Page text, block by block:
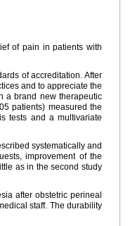
of pain in patients with
of accreditation. After
and to appreciate the
a brand new therapeutic
patients) measured the
tests and a multivariate
systematically and
improvement of the
as in the second study
after obstetric perineal
staff. The durability